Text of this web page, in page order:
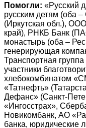
Помогли: «Русский
русским детям (оба
(Иркутская обл.),
край), РНКБ Банк
монастырь (оба –
генерирующая
Транспортная
участники
хлебокомбинатом
«Татнефть»
Дефанс» (Санкт-
«Ингосстрах»,
Новикомбанк, АО
банка, юридические